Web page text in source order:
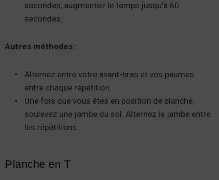
secondes, augmentez le temps jusqu’à 60
secondes.
Autres méthodes :
Alternez entre votre avant-bras et vos paumes
entre chaque répétition.
Une fois que vous êtes en position de planche,
soulevez une jambe du sol. Alternez la jambe entre
les répétitions.
Planche en T